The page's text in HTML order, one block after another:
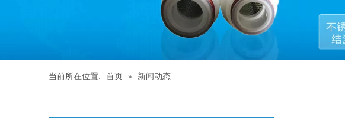
当前所在位置: 首页 » 新闻动态